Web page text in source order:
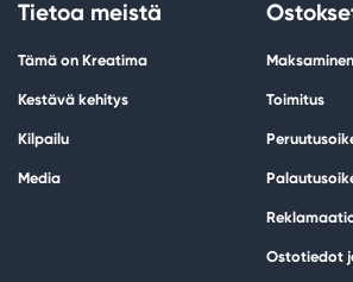
Tietoa meistä
Tämä on Kreatima
Kestävä kehitys
Kilpailu
Media
Maksaminen
Toimitus
Ostotiedot